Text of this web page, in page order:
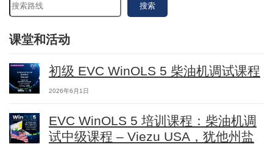
搜索
课堂和活动
初级 EVC WinOLS 5 柴油机调试课程
2026年6月1日
EVC WinOLS 5 培训课程：柴油机调
试中级课程 – Viezu USA，犹他州盐